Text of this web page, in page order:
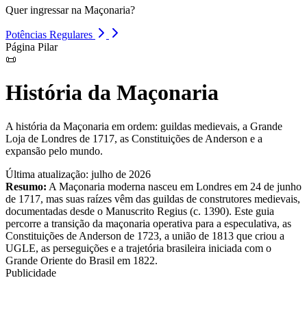
Quer ingressar na Maçonaria?
Potências Regulares
Página Pilar
📜
História da Maçonaria
A história da Maçonaria em ordem: guildas medievais, a Grande
Loja de Londres de 1717, as Constituições de Anderson e a
expansão pelo mundo.
Última atualização: julho de 2026
Resumo: A Maçonaria moderna nasceu em Londres em 24 de junho
de 1717, mas suas raízes vêm das guildas de construtores medievais,
documentadas desde o Manuscrito Regius (c. 1390). Este guia
percorre a transição da maçonaria operativa para a especulativa, as
Constituições de Anderson de 1723, a união de 1813 que criou a
UGLE, as perseguições e a trajetória brasileira iniciada com o
Grande Oriente do Brasil em 1822.
Publicidade